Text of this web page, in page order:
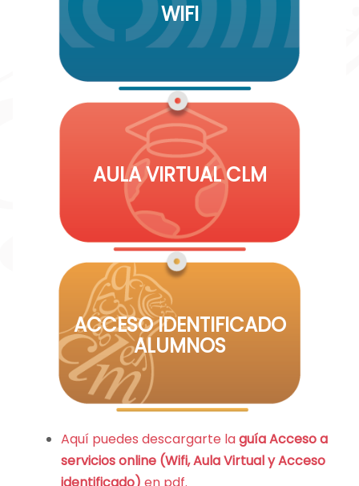
WIFI
AULA VIRTUAL CLM
ACCESO IDENTIFICADO
ALUMNOS
Aquí puedes descargarte laguía Acceso a
servicios online (Wifi, Aula Virtual y Acceso